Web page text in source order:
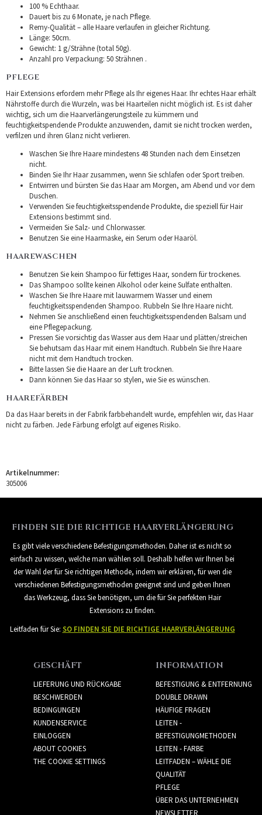
100 % Echthaar.
Dauert bis zu 6 Monate, je nach Pflege.
Remy-Qualität – alle Haare verlaufen in gleicher Richtung.
Länge: 50cm.
Gewicht: 1 g/Strähne (total 50g).
Anzahl pro Verpackung: 50 Strähnen .
PFLEGE
Hair Extensions erfordern mehr Pflege als Ihr eigenes Haar. Ihr echtes Haar erhält
Nährstoffe durch die Wurzeln, was bei Haarteilen nicht möglich ist. Es ist daher
wichtig, sich um die Haarverlängerungsteile zu kümmern und
feuchtigkeitspendende Produkte anzuwenden, damit sie nicht trocken werden,
verfilzen und ihren Glanz nicht verlieren.
Waschen Sie Ihre Haare mindestens 48 Stunden nach dem Einsetzen
nicht.
Binden Sie Ihr Haar zusammen, wenn Sie schlafen oder Sport treiben.
Entwirren und bürsten Sie das Haar am Morgen, am Abend und vor dem
Duschen.
Verwenden Sie feuchtigkeitsspendende Produkte, die speziell für Hair
Extensions bestimmt sind.
Vermeiden Sie Salz- und Chlorwasser.
Benutzen Sie eine Haarmaske, ein Serum oder Haaröl.
HAAREWASCHEN
Benutzen Sie kein Shampoo für fettiges Haar, sondern für trockenes.
Das Shampoo sollte keinen Alkohol oder keine Sulfate enthalten.
Waschen Sie Ihre Haare mit lauwarmem Wasser und einem
feuchtigkeitsspendenden Shampoo. Rubbeln Sie Ihre Haare nicht.
Nehmen Sie anschließend einen feuchtigkeitsspendenden Balsam und
eine Pflegepackung.
Pressen Sie vorsichtig das Wasser aus dem Haar und plätten/streichen
Sie behutsam das Haar mit einem Handtuch. Rubbeln Sie Ihre Haare
nicht mit dem Handtuch trocken.
Bitte lassen Sie die Haare an der Luft trocknen.
Dann können Sie das Haar so stylen, wie Sie es wünschen.
HAAREFÄRBEN
Da das Haar bereits in der Fabrik farbbehandelt wurde, empfehlen wir, das Haar
nicht zu färben. Jede Färbung erfolgt auf eigenes Risiko.
Artikelnummer:
305006
FINDEN SIE DIE RICHTIGE HAARVERLÄNGERUNG
Es gibt viele verschiedene Befestigungsmethoden. Daher ist es nicht so
einfach zu wissen, welche man wählen soll. Deshalb helfen wir Ihnen bei
der Wahl der für Sie richtigen Methode, indem wir erklären, für wen die
verschiedenen Befestigungsmethoden geeignet sind und geben Ihnen
das Werkzeug, dass Sie benötigen, um die für Sie perfekten Hair
Extensions zu finden.
Leitfaden für Sie: SO FINDEN SIE DIE RICHTIGE HAARVERLÄNGERUNG
GESCHÄFT
LIEFERUNG UND RÜCKGABE
BESCHWERDEN
BEDINGUNGEN
KUNDENSERVICE
EINLOGGEN
ABOUT COOKIES
THE COOKIE SETTINGS
INFORMATION
BEFESTIGUNG & ENTFERNUNG
DOUBLE DRAWN
HÄUFIGE FRAGEN
LEITEN -
BEFESTIGUNGMETHODEN
LEITEN - FARBE
LEITFADEN – WÄHLE DIE
QUALITÄT
PFLEGE
ÜBER DAS UNTERNEHMEN
NEWSLETTER